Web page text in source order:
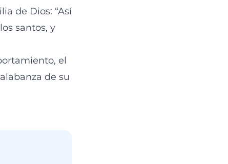
de Dios: “Así
santos, y
el
de su